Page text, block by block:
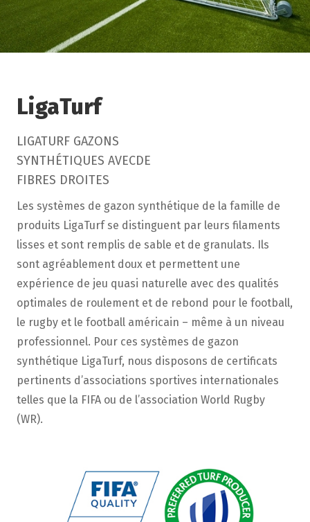
LigaTurf
LIGATURF GAZONS
SYNTHÉTIQUES AVECDE
FIBRES DROITES
Les systèmes de gazon synthétique de la famille de
produits LigaTurf se distinguent par leurs filaments
lisses et sont remplis de sable et de granulats. Ils
sont agréablement doux et permettent une
expérience de jeu quasi naturelle avec des qualités
optimales de roulement et de rebond pour le football,
le rugby et le football américain – même à un niveau
professionnel. Pour ces systèmes de gazon
synthétique LigaTurf, nous disposons de certificats
pertinents d’associations sportives internationales
telles que la FIFA ou de l’association World Rugby
(WR).